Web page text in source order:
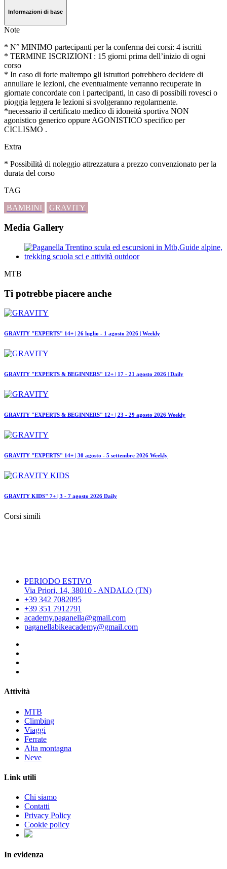
Informazioni di base
Note
* N° MINIMO partecipanti per la conferma dei corsi: 4 iscritti
* TERMINE ISCRIZIONI : 15 giorni prima dell’inizio di ogni
corso
* In caso di forte maltempo gli istruttori potrebbero decidere di
annullare le lezioni, che eventualmente verranno recuperate in
giornate concordate con i partecipanti, in caso di possibili rovesci o
pioggia leggera le lezioni si svolgeranno regolarmente.
*necessario il certificato medico di idoneità sportiva NON
agonistico generico oppure AGONISTICO specifico per
CICLISMO .
Extra
* Possibilità di noleggio attrezzatura a prezzo convenzionato per la
durata del corso
TAG
BAMBINI
GRAVITY
Media Gallery
MTB
Ti potrebbe piacere anche
GRAVITY "EXPERTS" 14+ | 26 luglio - 1 agosto 2026 | Weekly
GRAVITY "EXPERTS & BEGINNERS" 12+ | 17 - 21 agosto 2026 | Daily
GRAVITY "EXPERTS & BEGINNERS" 12+ | 23 - 29 agosto 2026 Weekly
GRAVITY "EXPERTS" 14+ | 30 agosto - 5 settembre 2026 Weekly
GRAVITY KIDS" 7+ | 3 - 7 agosto 2026 Daily
Corsi simili
PERIODO ESTIVO
Via Priori, 14, 38010 - ANDALO (TN)
+39 342 7082095
+39 351 7912791
academy.paganella@gmail.com
paganellabikeacademy@gmail.com
Attività
MTB
Climbing
Viaggi
Ferrate
Alta montagna
Neve
Link utili
Chi siamo
Contatti
Privacy Policy
Cookie policy
In evidenza